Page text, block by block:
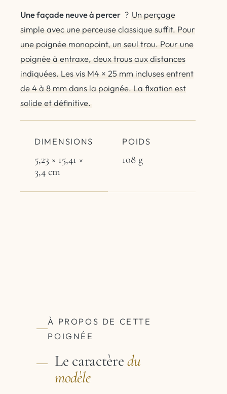
Une façade neuve à percer ? Un perçage
simple avec une perceuse classique suffit. Pour
une poignée monopoint, un seul trou. Pour une
poignée à entraxe, deux trous aux distances
indiquées. Les vis M4 × 25 mm incluses entrent
de 4 à 8 mm dans la poignée. La fixation est
solide et définitive.
DIMENSIONS
5,23 × 15,41 ×
3,4 cm
POIDS
108 g
À PROPOS DE CETTE
POIGNÉE
Le caractèredu
modèle